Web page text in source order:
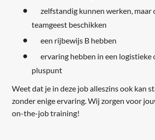
zelfstandig kunnen werken, maar
teamgeest beschikken
een rijbewijs B hebben
ervaring hebben in een logistieke
pluspunt
Weet dat je in deze job alleszins ook kan
zonder enige ervaring. Wij zorgen voor
on-the-job training!